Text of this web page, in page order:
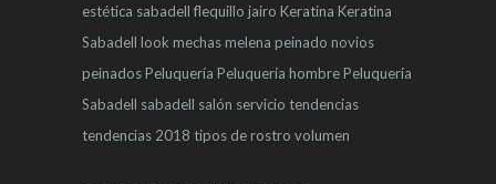
estética sabadell flequillo jairo Keratina Keratina
Sabadell look mechasmelena peinado novios
peinadosPeluquería Peluquería hombrePeluquería
Sabadell sabadell salón servicio tendencias
tendencias 2018 tipos de rostro volumen